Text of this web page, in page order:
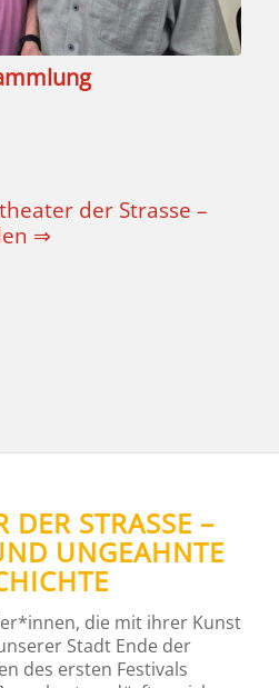
der Strasse –
⇒
STRASSE – E
UNGEAHNTE E
die mit ihrer Kunst
Stadt Ende der
des ersten Festivals